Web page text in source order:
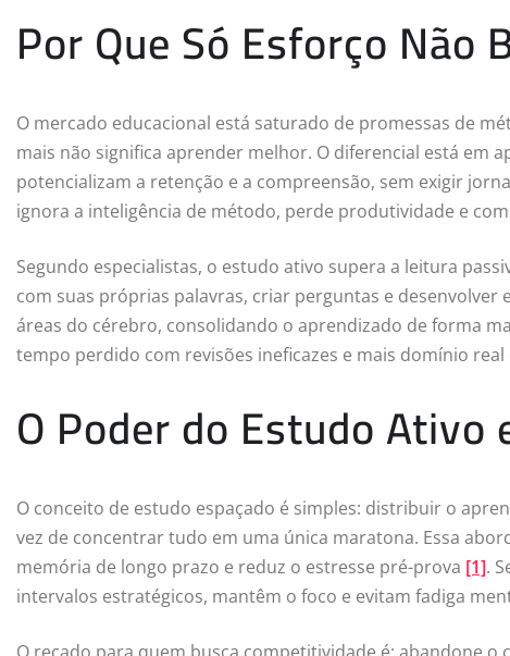
Por Que Só Esforço Não
O mercado educacional está saturado de promessas de
mais não significa aprender melhor. O diferencial está em
potencializam a retenção e a compreensão, sem exigir
ignora a inteligência de método, perde produtividade e
Segundo especialistas, o estudo ativo supera a leitura
com suas próprias palavras, criar perguntas e
áreas do cérebro, consolidando o aprendizado de forma
tempo perdido com revisões ineficazes e mais domínio
O Poder do Estudo Ativo
O conceito de estudo espaçado é simples: distribuir o
vez de concentrar tudo em uma única maratona. Essa
memória de longo prazo e reduz o estresse pré-prova [1].
intervalos estratégicos, mantêm o foco e evitam fadiga